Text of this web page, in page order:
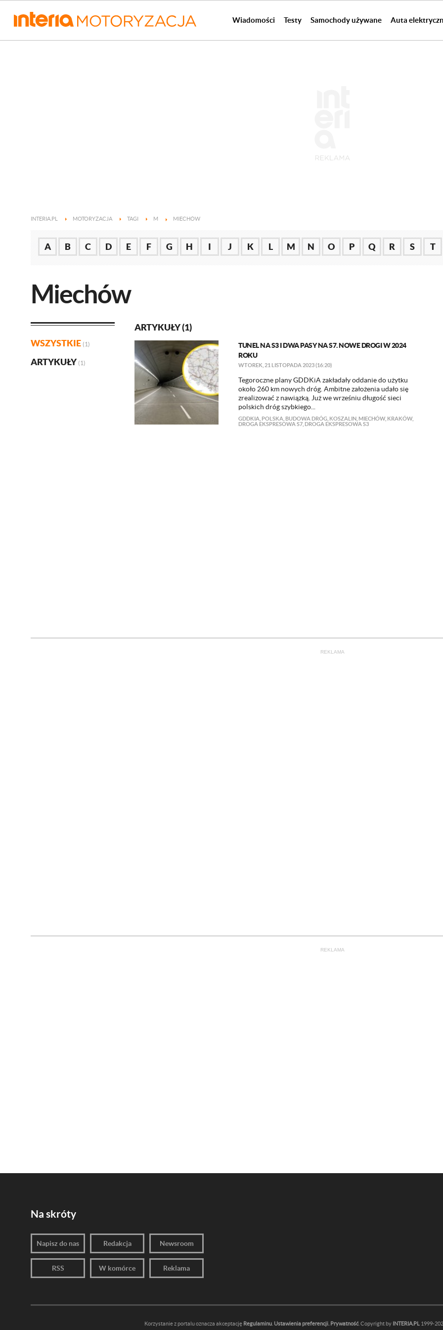
Wiadomości Testy Samochody używane Auta
INTERIA.PL MOTORYZACJA TAGI M MIECHÓW
A B C D E F G H I J K L M N O P Q R S T
Miechów
WSZYSTKIE (1)
ARTYKUŁY (1)
ARTYKUŁY (1)
TUNEL NA S3 I DWA PASY NA S7. NOWE DROGI W 2024
ROKU
WTOREK, 21 LISTOPADA 2023 (16:20)
Tegoroczne plany GDDKiA zakładały oddanie do użytku
około 260 km nowych dróg. Ambitne założenia udało się
zrealizować z nawiązką. Już we wrześniu długość sieci
polskich dróg szybkiego...
GDDKIA POLSKA BUDOWA DRÓG KOSZALIN MIECHÓW, KRAKÓW,
DROGA EKSPRESOWA S7 DROGA EKSPRESOWA S3
REKLAMA
REKLAMA
Na skróty
Napisz do nas Redakcja Newsroom
RSS W komórce Reklama
Korzystanie z portalu oznacza akceptację Regulaminu Ustawienia preferencji. Prywatność. Copyright by INTERIA.PL 1999-